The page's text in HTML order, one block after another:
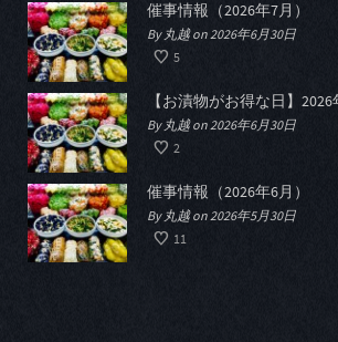
催事情報（2026年7月）
By 丸越 on 2026年6月30日
5
By 丸越 on 2026年6月30日
2
催事情報（2026年6月）
By 丸越 on 2026年5月30日
11